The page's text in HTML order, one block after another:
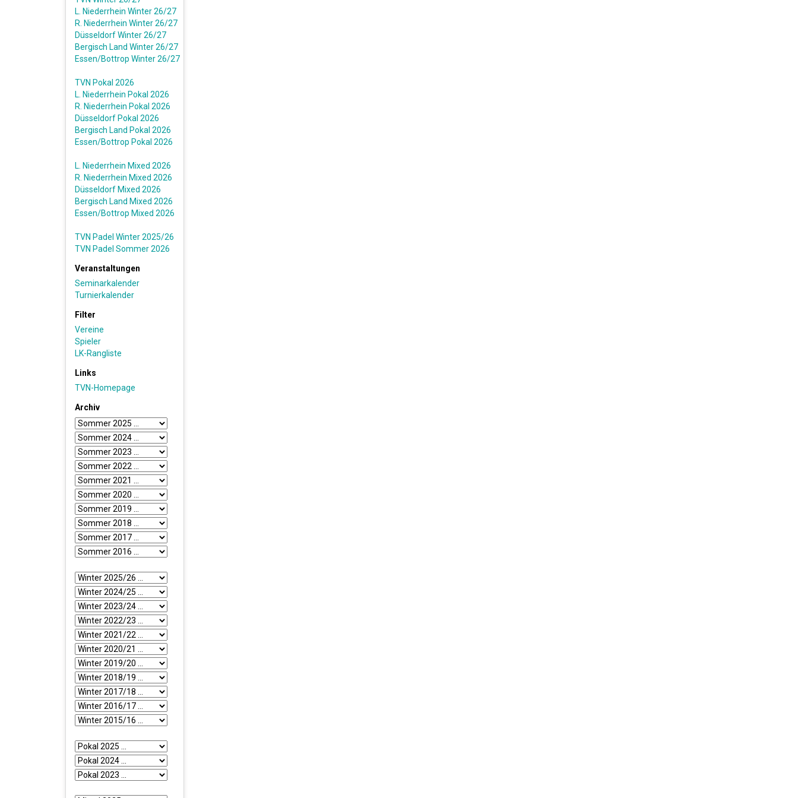
L. Niederrhein Winter 26/27
R. Niederrhein Winter 26/27
Düsseldorf Winter 26/27
Bergisch Land Winter 26/27
Essen/Bottrop Winter 26/27
TVN Pokal 2026
L. Niederrhein Pokal 2026
R. Niederrhein Pokal 2026
Düsseldorf Pokal 2026
Bergisch Land Pokal 2026
Essen/Bottrop Pokal 2026
L. Niederrhein Mixed 2026
R. Niederrhein Mixed 2026
Düsseldorf Mixed 2026
Bergisch Land Mixed 2026
Essen/Bottrop Mixed 2026
TVN Padel Winter 2025/26
TVN Padel Sommer 2026
Veranstaltungen
Seminarkalender
Turnierkalender
Filter
Vereine
Spieler
LK-Rangliste
Links
TVN-Homepage
Archiv